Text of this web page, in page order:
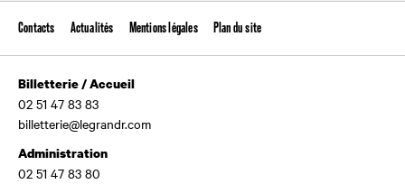
Contacts Actualités Mentions légales Plan du site
Billetterie / Accueil
02 51 47 83 83
billetterie@legrandr.com
Administration
02 51 47 83 80